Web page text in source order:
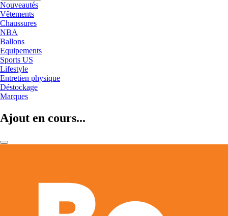
Nouveautés
Vêtements
Chaussures
NBA
Ballons
Equipements
Sports US
Lifestyle
Entretien physique
Déstockage
Marques
Ajout en cours...